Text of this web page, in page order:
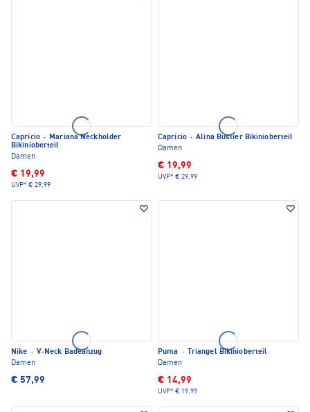
Capricio · Mariana Neckholder
Bikinioberteil
Damen
€ 19,99
UVP* € 29,99
Capricio · Alina Bustier Bikinioberteil
Damen
€ 19,99
UVP* € 29,99
Nike · V-Neck Badeanzug
Damen
€ 57,99
Puma ·
Triangel Bikinioberteil
Damen
€ 14,99
UVP* € 19,99